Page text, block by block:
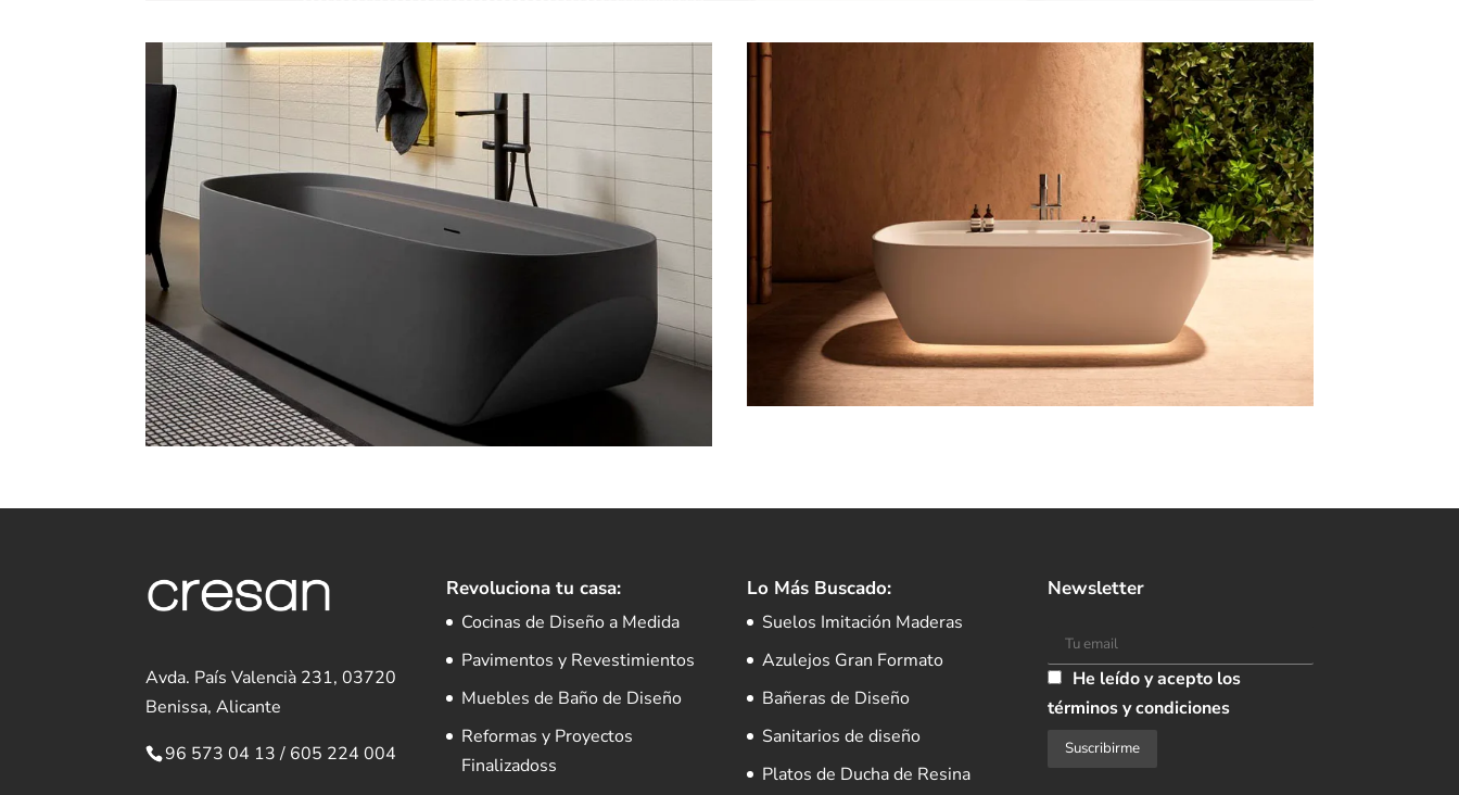
Avda. País Valencià 231, 03720
Benissa, Alicante
96 573 04 13/ 605 224 004
Revoluciona tu casa:
Cocinas de Diseño a Medida
Pavimentos y Revestimientos
Muebles de Baño de Diseño
Reformas y Proyectos
Finalizadoss
Lo Más Buscado:
Suelos Imitación Maderas
Azulejos Gran Formato
Bañeras de Diseño
Sanitarios de diseño
Platos de Ducha de Resina
Newsletter
He leído y acepto los
términos y condiciones